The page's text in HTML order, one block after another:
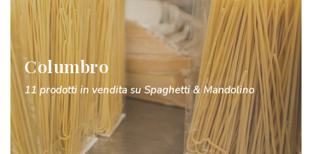
Columbro
11 prodotti in vendita su Spaghetti & Mandolino